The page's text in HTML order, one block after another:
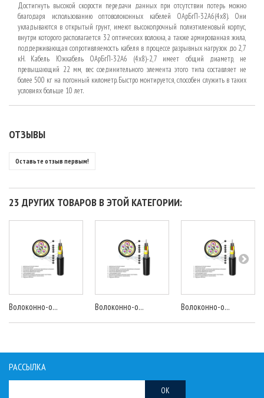
Достигнуть высокой скорости передачи данных при отсутствии потерь можно
благодаря использованию оптоволоконных кабелей ОАрБгП-32А6(4х8). Они
укладываются в открытый грунт, имеют высокопрочный полиэтиленовый корпус,
внутри которого располагается 32 оптических волокна, а также армированная жила,
поддерживающая сопротивляемость кабеля в процессе разрывных нагрузок до 2,7
кН. Кабель Южкабель ОАрБгП-32А6 (4х8)-2,7 имеет общий диаметр, не
превышающий 22 мм, вес соединительного элемента этого типа составляет не
более 500 кг на погонный километр. Быстро монтируется, способен служить в таких
условиях больше 10 лет.
ОТЗЫВЫ
Оставьте отзыв первым!
23 ДРУГИХ ТОВАРОВ В ЭТОЙ КАТЕГОРИИ:
Волоконно-о... Волоконно-о... Волоконно-о...
РАССЫЛКА
OK